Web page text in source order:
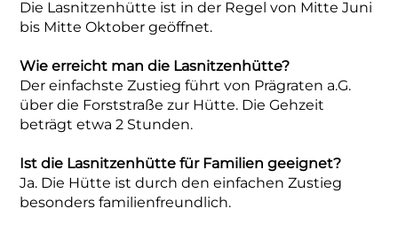
Die Lasnitzenhütte ist in der Regel von Mitte Juni
bis Mitte Oktober geöffnet.
Wie erreicht man die Lasnitzenhütte?
Der einfachste Zustieg führt von Prägraten a.G.
über die Forststraße zur Hütte. Die Gehzeit
beträgt etwa 2 Stunden.
Ist die Lasnitzenhütte für Familien geeignet?
Ja. Die Hütte ist durch den einfachen Zustieg
besonders familienfreundlich.